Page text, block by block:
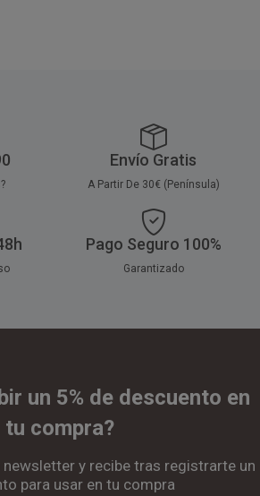
Envío Gratis
A Partir De 30€ (Península)
Pago Seguro 100%
Garantizado
un 5% de descuento en
tu compra?
y recibe tras registrarte un
para usar en tu compra